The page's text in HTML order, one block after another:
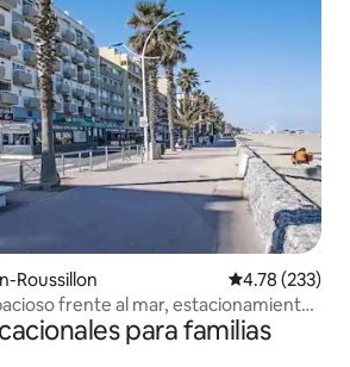
Roussillon Calificación
4.78 (233)
frente al mar, estacionamiento,
para familias